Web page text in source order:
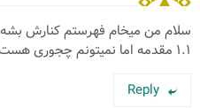
سلام من میخام فهرستم کنارش بشه
۱.۱ مقدمه اما نمیتونم چجوری هست؟ کمکم کنین
Reply